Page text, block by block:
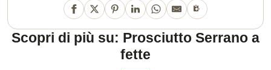
Scopri di più su: Prosciutto Serrano a
fette